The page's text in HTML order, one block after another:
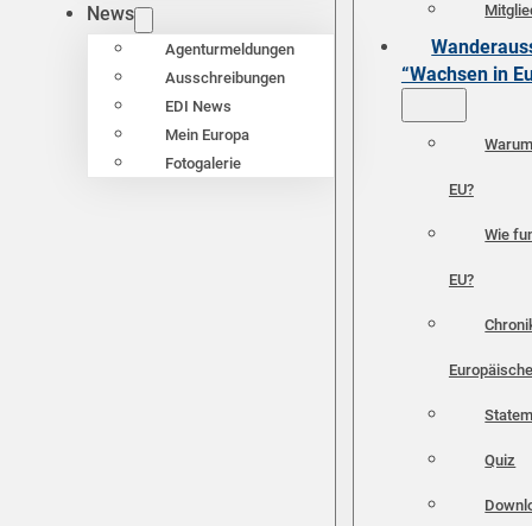
News
Agenturmeldungen
Ausschreibungen
EDI News
Mein Europa
Fotogalerie
“Wachsen in
EU?
Wie
EU?
Quiz